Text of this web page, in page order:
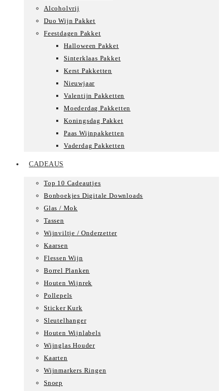
Alcoholvrij
Duo Wijn Pakket
Feestdagen Pakket
Halloween Pakket
Sinterklaas Pakket
Kerst Pakketten
Nieuwjaar
Valentijn Pakketten
Moederdag Pakketten
Koningsdag Pakket
Paas Wijnpakketten
Vaderdag Pakketten
CADEAUS
Top 10 Cadeautjes
Bonboekjes Digitale Downloads
Glas / Mok
Tassen
Wijnviltje / Onderzetter
Kaarsen
Flessen Wijn
Borrel Planken
Houten Wijnrek
Pollepels
Sticker Kurk
Sleutelhanger
Houten Wijnlabels
Wijnglas Houder
Kaarten
Wijnmarkers Ringen
Snoep